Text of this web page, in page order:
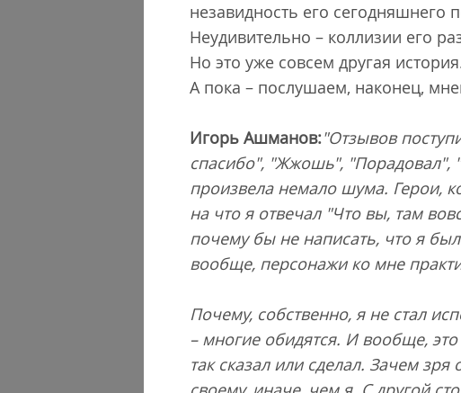
незавидность его сегодняшнего
Неудивительно – коллизии его
Но это уже совсем другая
А пока – послушаем, наконец,
Игорь Ашманов:"Отзывов
cпасибо", "Жжошь", "Порадовал",
произвела немало шума. Герои,
на что я отвечал "Что вы, там
почему бы не написать, что я
вообще, персонажи ко мне
Почему, собственно, я не стал
– многие обидятся. И вообще,
так сказал или сделал. Зачем